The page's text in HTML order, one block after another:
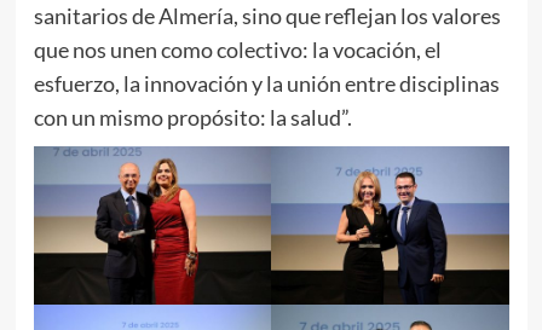
sanitarios de Almería, sino que reflejan los valores
que nos unen como colectivo: la vocación, el
esfuerzo, la innovación y la unión entre disciplinas
con un mismo propósito: la salud”.